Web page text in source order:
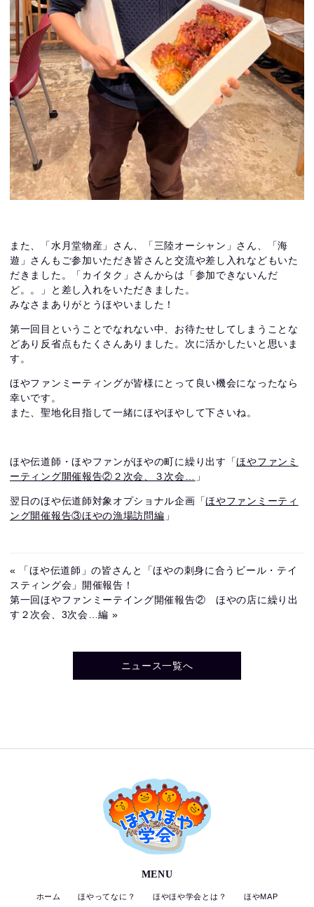
また、「水月堂物産」さん、「三陸オーシャン」さん、「海
遊」さんもご参加いただき皆さんと交流や差し入れなどもいた
だきました。「カイタク」さんからは「参加できないんだ
ど。。」と差し入れをいただきました。
みなさまありがとうほやいました！
第一回目ということでなれない中、お待たせしてしまうことな
どあり反省点もたくさんありました。次に活かしたいと思いま
す。
ほやファンミーティングが皆様にとって良い機会になったなら
幸いです。
また、聖地化目指して一緒にほやほやして下さいね。
ほや伝道師・ほやファンがほやの町に繰り出す「ほやファンミ
ーティング開催報告②２次会、３次会…
」
翌日のほや伝道師対象オプショナル企画「ほやファンミーティ
ング開催報告③ほやの漁場訪問編 」
« 「ほや伝道師」の皆さんと「ほやの刺身に合うビール・テイ
スティング会」開催報告！
第一回ほやファンミーテイング開催報告② ほやの店に繰り出
す２次会、3次会…編 »
ニュース一覧へ
MENU
ホーム ほやってなに？ ほやほや学会とは？ ほやMAP